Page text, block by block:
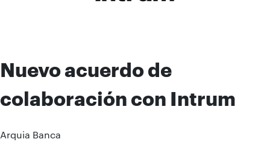
Nuevo acuerdo de
colaboración con Intrum
Arquia Banca